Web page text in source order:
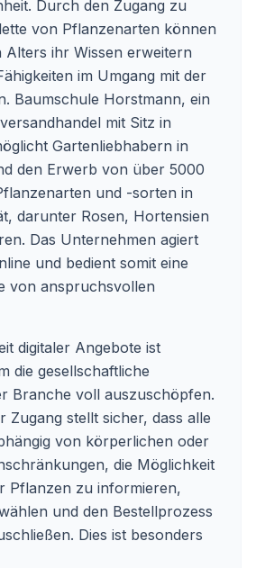
Durch den Zugang zu
von Pflanzenarten können
Alters ihr Wissen erweitern
im Umgang mit der
Baumschule Horstmann, ein
mit Sitz in
Gartenliebhabern in
den Erwerb von über 5000
und -sorten in
darunter Rosen, Hortensien
Das Unternehmen agiert
und bedient somit eine
von anspruchsvollen
digitaler Angebote ist
die gesellschaftliche
Branche voll auszuschöpfen.
Zugang stellt sicher, dass alle
von körperlichen oder
die Möglichkeit
Pflanzen zu informieren,
und den Bestellprozess
Dies ist besonders